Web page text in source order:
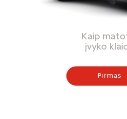
Kaip
įvyko
Pirmas